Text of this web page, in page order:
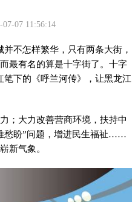
07 11:56:14
不怎样繁华，只有两条大街，
最有名的算是十字街了。十字
下的《呼兰河传》，让黑龙江
；大力改善营商环境，扶持中
愁盼”问题，增进民生福祉……
新气象。